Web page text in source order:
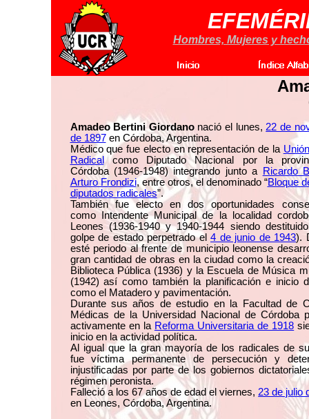
Hombres, Mujeres y
Amadeo Bertini Giordanonació el lunes, 22 de
de 1897en Córdoba, Argentina.
Médico que fue electo en representación de la
Radicalcomo Diputado Nacional por la
Córdoba (1946-1948) integrando junto a
Ricardo
Arturo Frondizi, entre otros, el denominado “Bloque
diputados radicales”.
También fue electo en dos oportunidades
como Intendente Municipal de la localidad
Leones (1936-1940 y 1940-1944 siendo
golpe de estado perpetrado el 4 de junio de 1943).
esté periodo al frente de municipio leonense
gran cantidad de obras en la ciudad como la
Biblioteca Pública (1936) y la Escuela de Música
(1942) así como también la planificación e inicio
como el Matadero y pavimentación.
Durante sus años de estudio en la Facultad de
Médicas de la Universidad Nacional de Córdoba
activamente en la Reforma Universitaria de 1918
inicio en la actividad política.
Al igual que la gran mayoría de los radicales de
fue víctima permanente de persecución y
injustificadas por parte de los gobiernos
régimen peronista.
Falleció a los 67 años de edad el viernes, 23 de julio
en Leones, Córdoba, Argentina.